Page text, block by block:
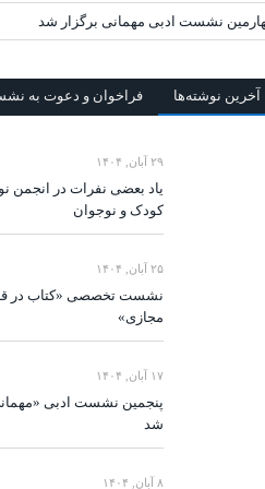
نشست ادبی مهمانی برگزار شد
آخرين‌ نوشته‌ها فراخوان و دعوت به
۲۹ آبان, ۱۴۰۴
یاد بعضی نفرات در انجمن
کودک و نوجوان
۲۵ آبان, ۱۴۰۴
نشست تخصصی «کتاب در
مجازی»
۱۷ آبان, ۱۴۰۴
پنجمین نشست ادبی
شد
۸ آبان, ۱۴۰۴